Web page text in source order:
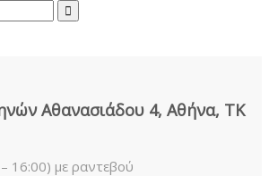
Αθανασιάδου 4, Αθήνα, ΤΚ
16:00) με ραντεβού